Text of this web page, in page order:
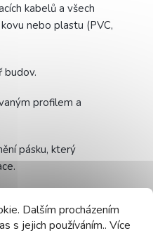
Dalším procházením
s jejich používáním.. Více
kabelů a všech
nebo plastu (PVC,
budov.
profilem a
pásku, který
vysoce
poškození.